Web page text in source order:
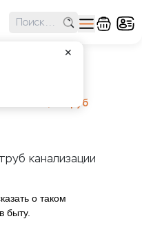
✕
труб
труб
о таком
быту.